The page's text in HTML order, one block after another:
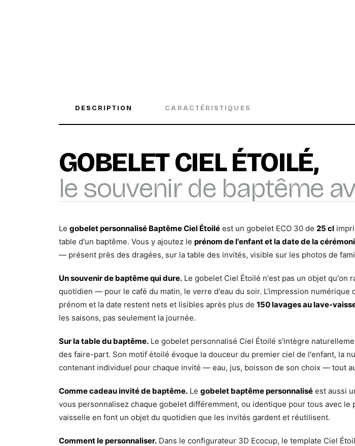
DESCRIPTION CARACTÉRISTIQUES
GOBELET CIEL ÉTOILÉ,
le souvenir de baptême
Le gobelet personnalisé Baptême Ciel Étoiléest un gobelet ECO 30 de 25 cl
table d'un baptême. Vous y ajoutez le prénom de l'enfant et la date de la
— présent près des dragées, sur la table des invités, visible sur les photos de
Un souvenir de baptême qui dure.Le gobelet Ciel Étoilé n'est pas un objet qu'on
quotidien — pour le café du matin, le verre d'eau du soir. L'impression
prénom et la date restent nets et lisibles après plus de 150 lavages au lave-
les saisons, pas seulement la journée.
Sur la table du baptême.Le gobelet personnalisé Ciel Étoilé s'intègre
des faire-part. Son motif étoilé évoque la douceur du premier ciel de l'enfant, la
contenant individuel pour chaque invité — eau, jus, boisson de son choix — tout
Comme cadeau invité de baptême.Le gobelet baptême personnaliséest aussi
vous personnalisez chaque gobelet différemment, ou identique pour tous avec
vaisselle en font un objet du quotidien que les invités gardent et réutilisent.
Comment le personnaliser.Dans le configurateur 3D Ecocup, le template Ciel